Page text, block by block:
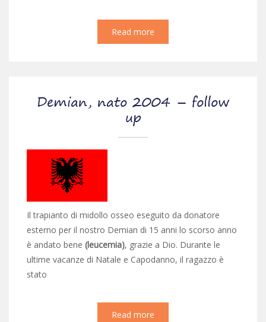
Read more
Demian, nato 2004 – follow
up
Il trapianto di midollo osseo eseguito da donatore
esterno per il nostro Demian di 15 anni lo scorso anno
è andato bene (leucemia), grazie a Dio. Durante le
ultime vacanze di Natale e Capodanno, il ragazzo è
stato
Read more